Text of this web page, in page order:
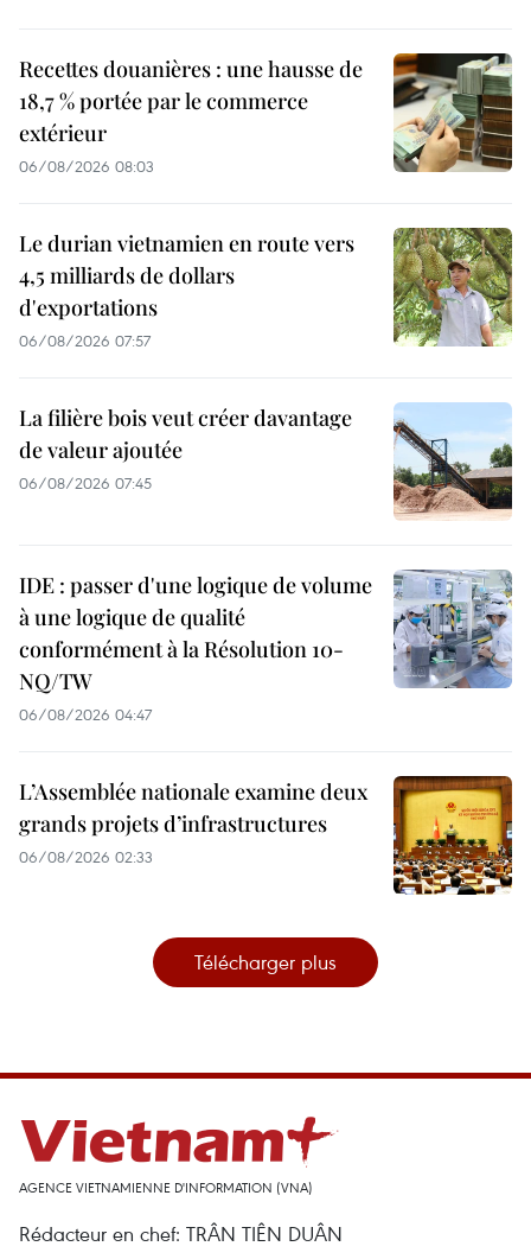
Recettes douanières : une hausse de
18,7 % portée par le commerce
extérieur
06/08/2026 08:03
Le durian vietnamien en route vers
4,5 milliards de dollars
d'exportations
06/08/2026 07:57
La filière bois veut créer davantage
de valeur ajoutée
06/08/2026 07:45
IDE : passer d'une logique de volume
à une logique de qualité
conformément à la Résolution 10-
NQ/TW
06/08/2026 04:47
L’Assemblée nationale examine deux
grands projets d’infrastructures
06/08/2026 02:33
Télécharger plus
AGENCE VIETNAMIENNE D'INFORMATION (VNA)
Rédacteur en chef: TRÂN TIÊN DUÂN